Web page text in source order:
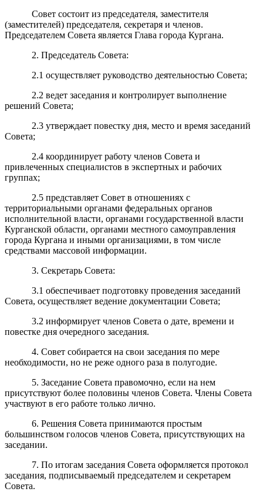
Совет состоит из председателя, заместителя
(заместителей) председателя, секретаря и членов.
Председателем Совета является Глава города Кургана.
2. Председатель Совета:
2.1 осуществляет руководство деятельностью Совета;
2.2 ведет заседания и контролирует выполнение
решений Совета;
2.3 утверждает повестку дня, место и время заседаний
Совета;
2.4 координирует работу членов Совета и
привлеченных специалистов в экспертных и рабочих
группах;
2.5 представляет Совет в отношениях с
территориальными органами федеральных органов
исполнительной власти, органами государственной власти
Курганской области, органами местного самоуправления
города Кургана и иными организациями, в том числе
средствами массовой информации.
3. Секретарь Совета:
3.1 обеспечивает подготовку проведения заседаний
Совета, осуществляет ведение документации Совета;
3.2 информирует членов Совета о дате, времени и
повестке дня очередного заседания.
4. Совет собирается на свои заседания по мере
необходимости, но не реже одного раза в полугодие.
5. Заседание Совета правомочно, если на нем
присутствуют более половины членов Совета. Члены Совета
участвуют в его работе только лично.
6. Решения Совета принимаются простым
большинством голосов членов Совета, присутствующих на
заседании.
7. По итогам заседания Совета оформляется протокол
заседания, подписываемый председателем и секретарем
Совета.